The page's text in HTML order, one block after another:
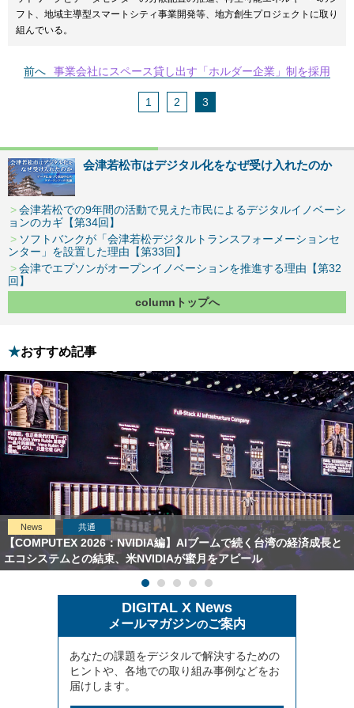
フト、地域主導型スマートシティ事業開発等、地方創生プロジェクトに取り
組んでいる。
前へ 事業会社にスペース貸し出す「ホルダー企業」制を採用
1 2 3
会津若松市はデジタル化をなぜ受け入れたのか
会津若松での9年間の活動で見えた市民によるデジタルイノベーシ
ョンのカギ【第34回】
ソフトバンクが「会津若松デジタルトランスフォーメーションセ
ンター」を設置した理由【第33回】
会津でエプソンがオープンイノベーションを推進する理由【第32
回】
columnトップへ
おすすめ記事
News 共通
【COMPUTEX 2026：NVIDIA編】AIブームで続く台湾の経済成長と
エコシステムとの結束、米NVIDIAが蜜月をアピール
DIGITAL X News
メールマガジンのご案内
あなたの課題をデジタルで解決するための
ヒントや、各地での取り組み事例などをお
届けします。